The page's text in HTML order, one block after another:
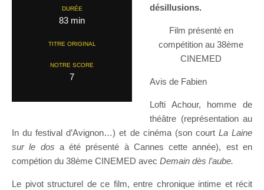
DURÉE
83 min
TITRE ORIGINAL
NOTRE SCORE
7
désillusions.
Film présenté en
compétition au 38ème
CINEMED
Avis de Fabien
Lofti Achour, homme de
théâtre (représentation au
In du festival d’Avignon…) et de cinéma (son court La Laine
sur le dos a été présenté à Cannes cette année), est en
compétion du 38ème CINEMED avec Demain dès l’aube.
Le pivot structurel de ce film, entre chronique intime et récit